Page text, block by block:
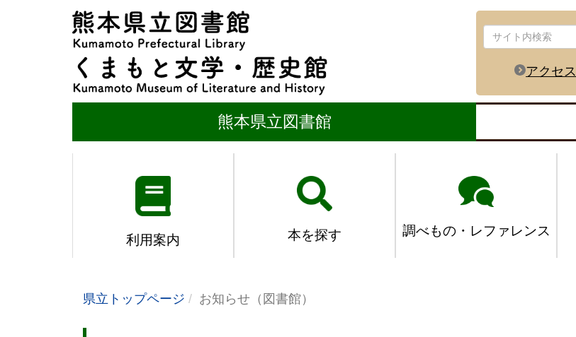
アクセス
熊本県立図書館
利用案内 本を探す 調べもの・レファレンス
県立トップページ お知らせ（図書館）